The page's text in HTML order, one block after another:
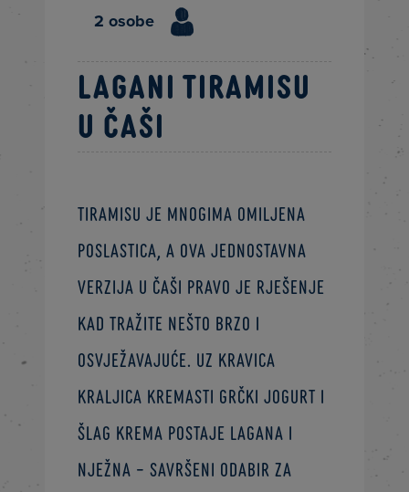
2 osobe
Lagani tiramisu
u čaši
Tiramisu je mnogima omiljena
poslastica, a ova jednostavna
verzija u čaši pravo je rješenje
kad tražite nešto brzo i
osvježavajuće. Uz Kravica
Kraljica kremasti grčki jogurt i
šlag krema postaje lagana i
nježna – savršeni odabir za